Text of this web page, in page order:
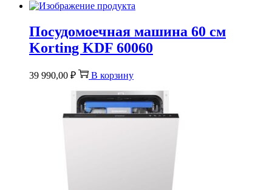
Посудомоечная машина 60 см
Korting KDF 60060
39 990,00 ₽ В корзину